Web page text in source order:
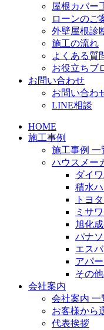
屋根カバー
ローンのご
外壁屋根診
施工の流れ
よくある質
お役立ちブ
お問い合わせ
お問い合わ
LINE相談
HOME
施工事例
施工事例 一
ハウスメー
ダイ
積水
トヨ
ミサ
旭化
パナ
エス
アパ
その
会社案内
会社案内 一
お客様から
代表挨拶